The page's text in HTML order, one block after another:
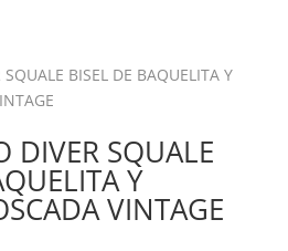
DIVER SQUALE
Y
VINTAGE